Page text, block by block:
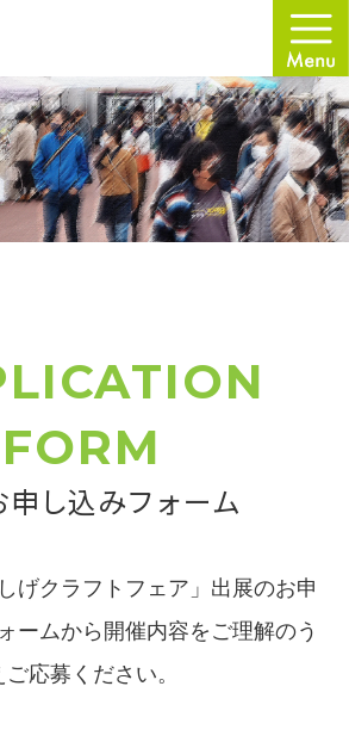
FORM
申し込みフォーム
げクラフトフェア」出展のお申
ームから開催内容をご理解のう
ご応募ください。